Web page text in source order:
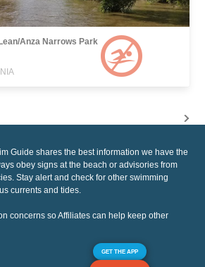
Anza Narrows Park
Guide shares the best information we have the
obey signs at the beach or advisories from
Stay alert and check for other swimming
currents and tides.
concerns so Affiliates can help keep other
GET THE APP